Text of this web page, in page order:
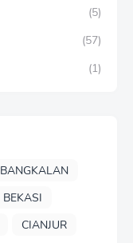
(5)
(57)
(1)
BANGKALAN
BEKASI
CIANJUR